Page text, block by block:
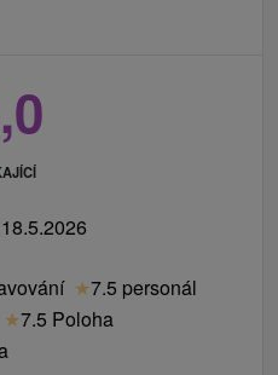
★7.5 personál
★7.5 Poloha